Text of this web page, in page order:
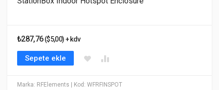
Marka: RFElements | Kod: WFRFINSPOT
₺287,76($5,00) + kdv
Sepete ekle